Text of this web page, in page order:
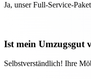
Ja, unser Full-Service-
Ist mein Umzugsgut
Selbstverständlich! Ihre